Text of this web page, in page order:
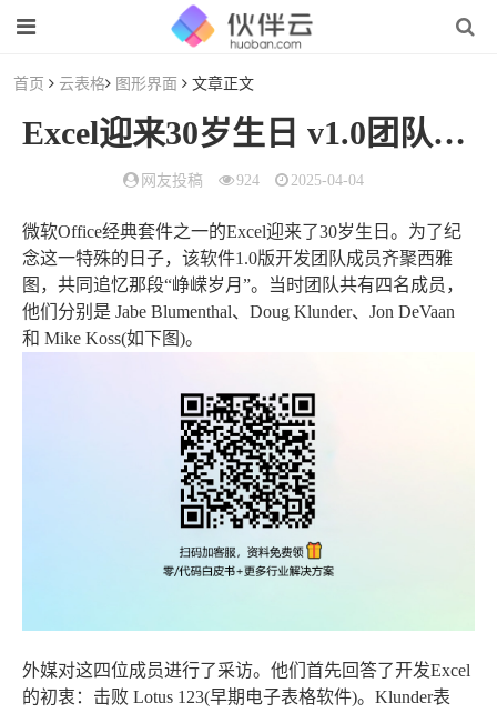
首页 云表格 图形界面 文章正文
Excel迎来30岁生日 v1.0团队共同追忆Excel发展的“峥嵘岁月”（30岁以后的生日）
网友投稿 924 2025-04-04
微软Office经典套件之一的Excel迎来了30岁生日。为了纪
念这一特殊的日子，该软件1.0版开发团队成员齐聚西雅
图，共同追忆那段“峥嵘岁月”。当时团队共有四名成员，
他们分别是 Jabe Blumenthal、Doug Klunder、Jon DeVaan
和 Mike Koss(如下图)。
外媒对这四位成员进行了采访。他们首先回答了开发Excel
的初衷：击败 Lotus 123(早期电子表格软件)。Klunder表